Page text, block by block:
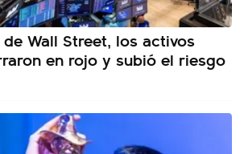
Wall Street, los activos
en rojo y subió el riesgo